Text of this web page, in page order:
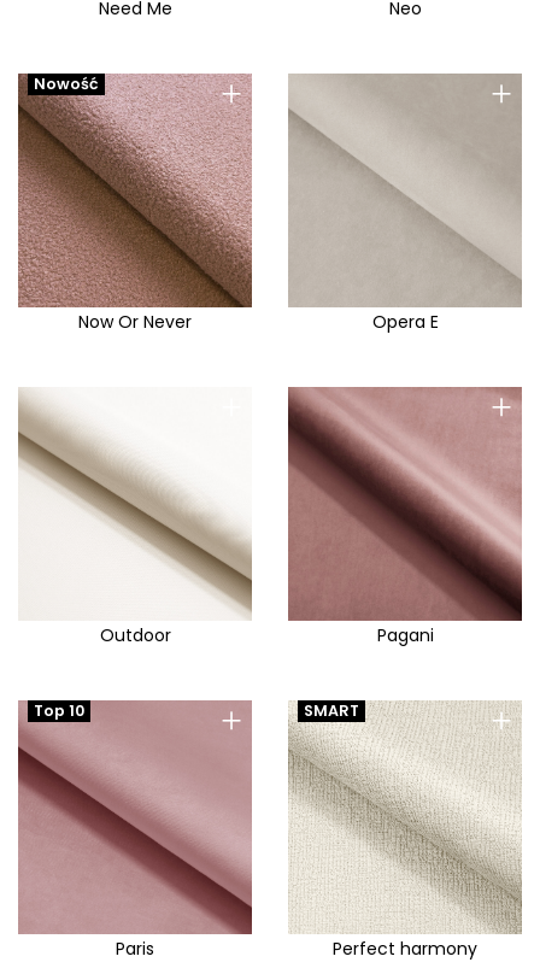
Need Me Neo
+
Nowość
Now Or Never
+
Opera E
Outdoor
+
Pagani
+
Top 10
Paris
+
SMART
Perfect harmony